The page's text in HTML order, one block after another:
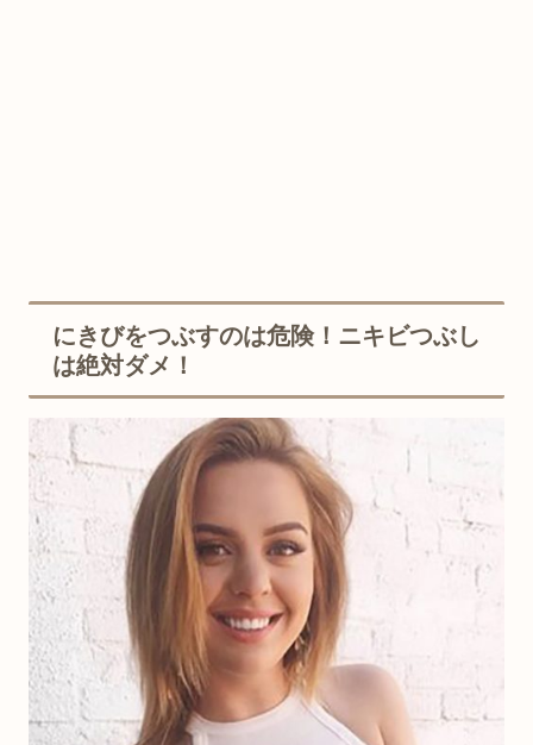
にきびをつぶすのは危険！ニキビつぶし
は絶対ダメ！